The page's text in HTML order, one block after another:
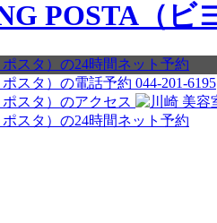
044-201-6195